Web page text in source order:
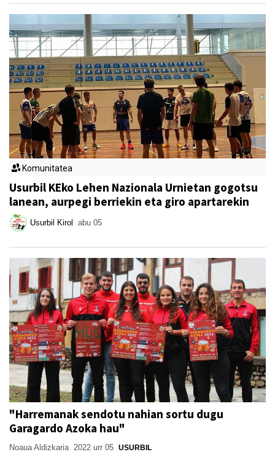
Komunitatea
Usurbil KEko Lehen Nazionala Urnietan gogotsu
lanean, aurpegi berriekin eta giro apartarekin
Usurbil Kirol abu 05
"Harremanak sendotu nahian sortu dugu
Garagardo Azoka hau"
Noaua Aldizkaria 2022 urr 05 USURBIL